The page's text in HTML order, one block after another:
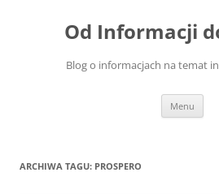
Od Informacji
Blog o informacjach na temat
Menu
ARCHIWA TAGU: PROSPERO